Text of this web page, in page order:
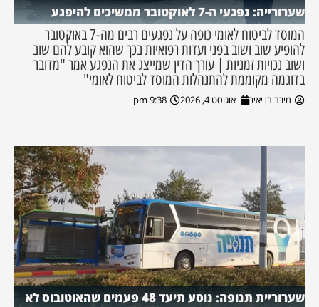
שערורייה: נפגעי ה-7 לאוקטובר ממשיכים להיפגע
המוסד לביטוח לאומי כופה על נפגעים רבים מה-7 באוקטובר
להופיע שוב ושוב בפני ועדות רפואיות בכך שהוא קובע להם שוב
ושוב נכויות זמניות | עורך הדין שמייצג את הנפגע אמר "מדובר
בדוגמה מקוממת להתנהלות המוסד לביטוח לאומי"
מירב בן יאיר אוגוסט 4, 2026 9:38 pm
שערוריית תנופה: נוסע תיעד 48 פעמים שהאוטובוס לא